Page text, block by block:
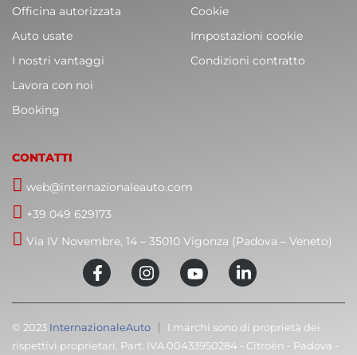
Officina autorizzata
Auto usate
I nostri vantaggi
Lavora con noi
Booking
Cookie
Impostazioni cookie
Condizioni contratto
CONTATTI
web@internazionaleauto.com
+39 049 629173
Via IV Novembre, 14 – 35010 Vigonza (Padova – Veneto)
© 2023 InternazionaleAuto
I marchi sono di proprietà dei
rispettivi proprietari. Part. IVA 00433950284 - Citroën - Padova -